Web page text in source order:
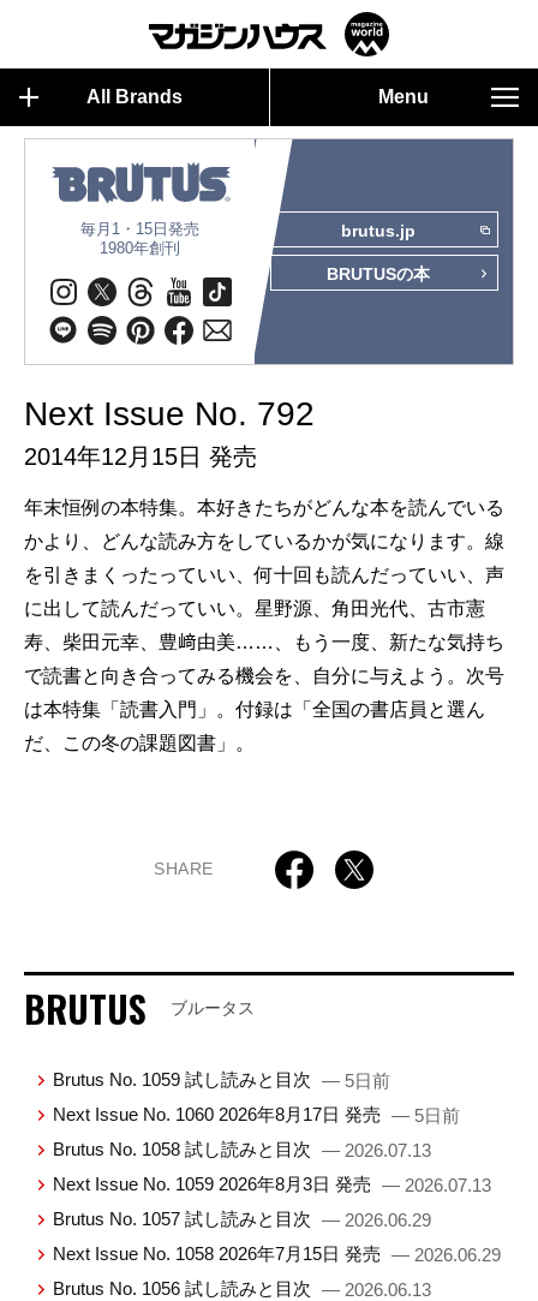
All Brands Menu
毎月1・15日発売
1980年創刊
brutus.jp
BRUTUSの本
Next Issue No. 792
2014年12月15日 発売
年末恒例の本特集。本好きたちがどんな本を読んでいる
かより、どんな読み方をしているかが気になります。線
を引きまくったっていい、何十回も読んだっていい、声
に出して読んだっていい。星野源、角田光代、古市憲
寿、柴田元幸、豊﨑由美……、もう一度、新たな気持ち
で読書と向き合ってみる機会を、自分に与えよう。次号
は本特集「読書入門」。付録は「全国の書店員と選ん
だ、この冬の課題図書」。
SHARE
BRUTUS ブルータス
Brutus No. 1059 試し読みと目次 — 5日前
Next Issue No. 1060 2026年8月17日 発売 — 5日前
Brutus No. 1058 試し読みと目次 — 2026.07.13
Next Issue No. 1059 2026年8月3日 発売 — 2026.07.13
Brutus No. 1057 試し読みと目次 — 2026.06.29
Next Issue No. 1058 2026年7月15日 発売 — 2026.06.29
Brutus No. 1056 試し読みと目次 — 2026.06.13